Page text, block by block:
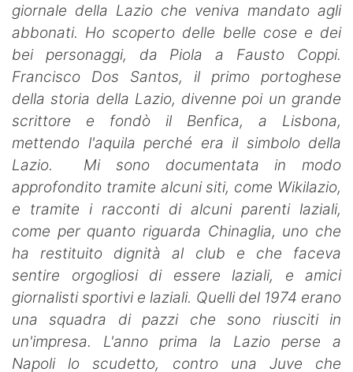
giornale della Lazio che veniva mandato agli
abbonati. Ho scoperto delle belle cose e dei
bei personaggi, da Piola a Fausto Coppi.
Francisco Dos Santos, il primo portoghese
della storia della Lazio, divenne poi un grande
scrittore e fondò il Benfica, a Lisbona,
mettendo l'aquila perché era il simbolo della
Lazio. Mi sono documentata in modo
approfondito tramite alcuni siti, come Wikilazio,
e tramite i racconti di alcuni parenti laziali,
come per quanto riguarda Chinaglia, uno che
ha restituito dignità al club e che faceva
sentire orgogliosi di essere laziali, e amici
giornalisti sportivi e laziali. Quelli del 1974 erano
una squadra di pazzi che sono riusciti in
un'impresa. L'anno prima la Lazio perse a
Napoli lo scudetto, contro una Juve che